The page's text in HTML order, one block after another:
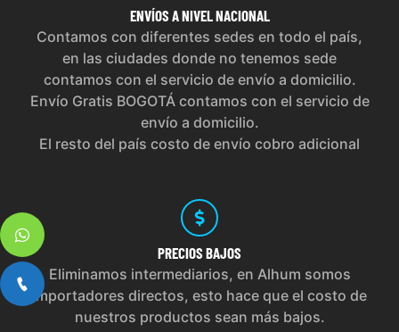
ENVÍOS A NIVEL NACIONAL
Contamos con diferentes sedes en todo el país,
en las ciudades donde no tenemos sede
contamos con el servicio de envío a domicilio.
Envío Gratis BOGOTÁ contamos con el servicio de
envío a domicilio.
El resto del país costo de envío cobro adicional
PRECIOS BAJOS
Eliminamos intermediarios, en Alhum somos
importadores directos, esto hace que el costo de
nuestros productos sean más bajos.